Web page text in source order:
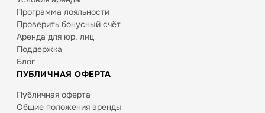
Программа лояльности
Проверить бонусный счёт
Аренда для юр. лиц
Поддержка
Блог
ПУБЛИЧНАЯ ОФЕРТА
Публичная оферта
Общие положения аренды